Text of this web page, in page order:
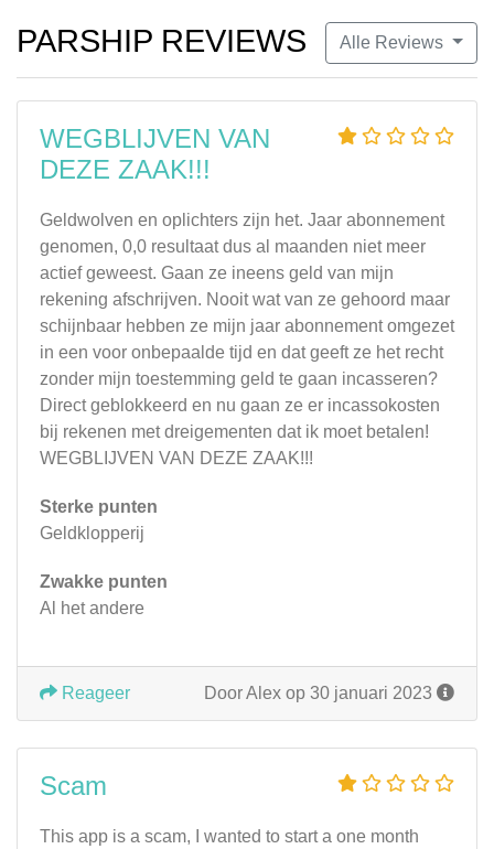
Alle Reviews
PARSHIP REVIEWS
WEGBLIJVEN VAN
DEZE ZAAK!!!
Geldwolven en oplichters zijn het. Jaar abonnement
genomen, 0,0 resultaat dus al maanden niet meer
actief geweest. Gaan ze ineens geld van mijn
rekening afschrijven. Nooit wat van ze gehoord maar
schijnbaar hebben ze mijn jaar abonnement omgezet
in een voor onbepaalde tijd en dat geeft ze het recht
zonder mijn toestemming geld te gaan incasseren?
Direct geblokkeerd en nu gaan ze er incassokosten
bij rekenen met dreigementen dat ik moet betalen!
WEGBLIJVEN VAN DEZE ZAAK!!!
Sterke punten
Geldklopperij
Zwakke punten
Al het andere
Door Alex op 30 januari 2023
Reageer
Scam
This app is a scam, I wanted to start a one month